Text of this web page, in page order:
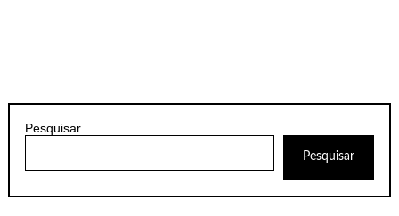
Pesquisar
Pesquisar